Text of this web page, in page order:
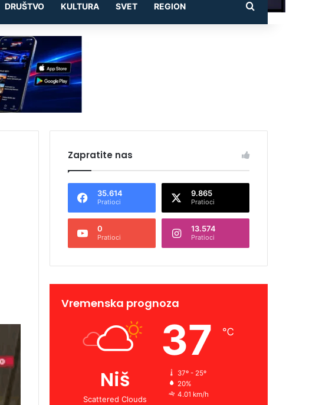
DRUŠTVO KULTURA SVET REGION Pretraži
Zapratite nas
35.614
Pratioci
9.865
Pratioci
0
Pratioci
13.574
Pratioci
Vremenska prognoza
Niš
Scattered Clouds
37 ℃
37º - 25º
20%
4.01 km/h